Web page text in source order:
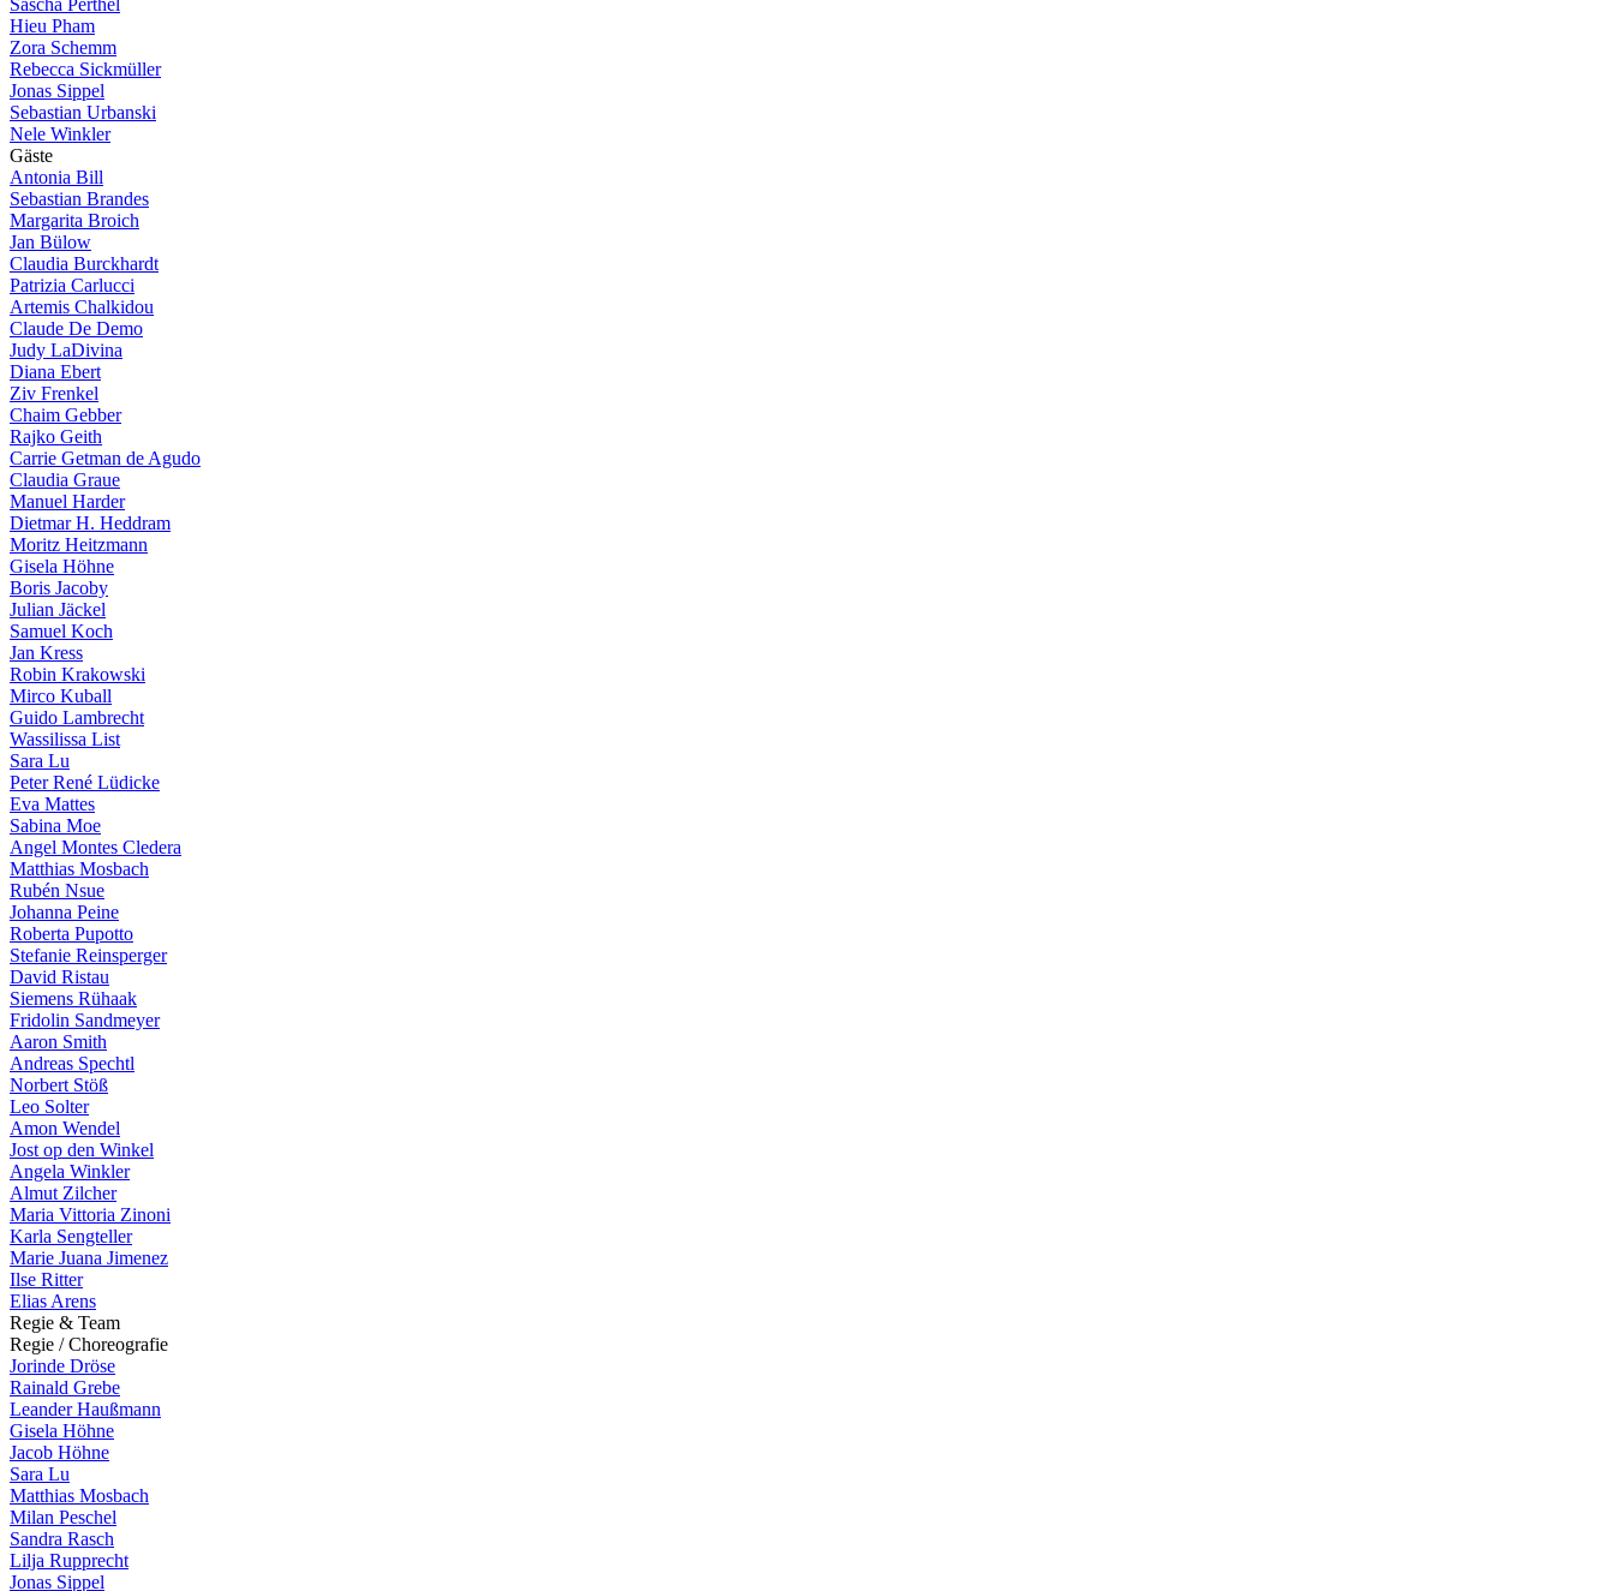
Sascha Perthel
Hieu Pham
Zora Schemm
Rebecca Sickmüller
Jonas Sippel
Sebastian Urbanski
Nele Winkler
Gäste
Antonia Bill
Sebastian Brandes
Margarita Broich
Jan Bülow
Claudia Burckhardt
Patrizia Carlucci
Artemis Chalkidou
Claude De Demo
Judy LaDivina
Diana Ebert
Ziv Frenkel
Chaim Gebber
Rajko Geith
Carrie Getman de Agudo
Claudia Graue
Manuel Harder
Dietmar H. Heddram
Moritz Heitzmann
Gisela Höhne
Boris Jacoby
Julian Jäckel
Samuel Koch
Jan Kress
Robin Krakowski
Mirco Kuball
Guido Lambrecht
Wassilissa List
Sara Lu
Peter René Lüdicke
Eva Mattes
Sabina Moe
Angel Montes Cledera
Matthias Mosbach
Rubén Nsue
Johanna Peine
Roberta Pupotto
Stefanie Reinsperger
David Ristau
Siemens Rühaak
Fridolin Sandmeyer
Aaron Smith
Andreas Spechtl
Norbert Stöß
Leo Solter
Amon Wendel
Jost op den Winkel
Angela Winkler
Almut Zilcher
Maria Vittoria Zinoni
Karla Sengteller
Marie Juana Jimenez
Ilse Ritter
Elias Arens
Regie & Team
Regie / Choreografie
Jorinde Dröse
Rainald Grebe
Leander Haußmann
Gisela Höhne
Jacob Höhne
Sara Lu
Matthias Mosbach
Milan Peschel
Sandra Rasch
Lilja Rupprecht
Jonas Sippel